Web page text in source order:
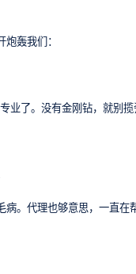
轰我们：
业了。没有金刚钻，就别
。代理也够意思，一直在